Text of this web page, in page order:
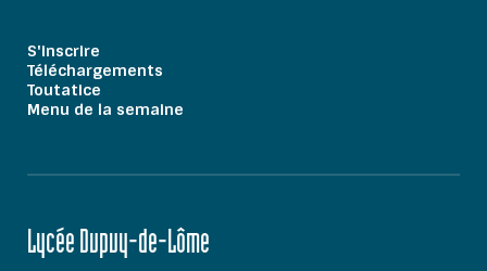
S'inscrire
Téléchargements
Toutatice
Menu de la semaine
Lycée Dupuy-de-Lôme